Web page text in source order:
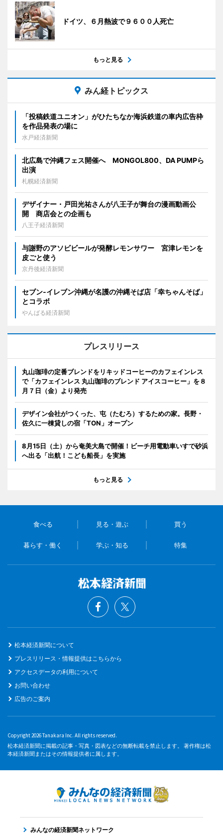
ドイツ、６月熱波で９６００人死亡
もっと見る
みん経トピックス
「投稿鉄道ユニオン」がひたちなか海浜鉄道の車内広告枠
を作品発表の場に
水戸経済新聞
北広島で沖縄フェス開催へ MONGOL800、DA PUMPら
出演
札幌経済新聞
デザイナー・戸田光祐さんが八王子が舞台の漫画動画公
開 商店会との企画も
八王子経済新聞
与謝野のアソビビールが発酵レモンサワー 宮津レモンを
皮ごと使う
京丹後経済新聞
セブン‐イレブン沖縄が名護の沖縄そば店「幸ちゃんそば」
とコラボ
やんばる経済新聞
プレスリリース
丸山珈琲の定番ブレンドをリキッドコーヒーのカフェインレス
で「カフェインレス 丸山珈琲のブレンド アイスコーヒー」を８
月７日（金）より発売
デザイン会社がつくった、屯（たむろ）するための家。長野・
佐久に一棟貸しの宿「TON」オープン
8月15日（土）から奄美大島で開催！ビーチ用電動車いすで砂浜
へ出る「出航！こども船長」を実施
もっと見る
食べる 見る・遊ぶ 買う
暮らす・働く 学ぶ・知る 特集
松本経済新聞について
プレスリリース・情報提供はこちらから
アクセスデータの利用について
お問い合わせ
広告のご案内
Copyright 2026 Tanakara Inc. All rights reserved.
松本経済新聞に掲載の記事・写真・図表などの無断転載を禁止します。 著作権は松
本経済新聞またはその情報提供者に属します。
みんなの経済新聞ネットワーク